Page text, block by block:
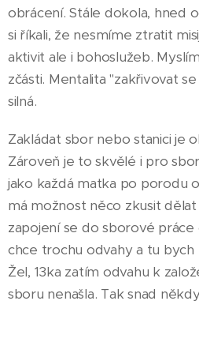
obrácení. Stále dokola, hned
si říkali, že nesmíme ztratit
aktivit ale i bohoslužeb.
zčásti. Mentalita "zakřivovat
silná.
Zakládat sbor nebo stanici je
Zároveň je to skvělé i pro
jako každá matka po porodu
má možnost něco zkusit
zapojení se do sborové
chce trochu odvahy a tu bych
Žel, 13ka zatím odvahu k
sboru nenašla. Tak snad